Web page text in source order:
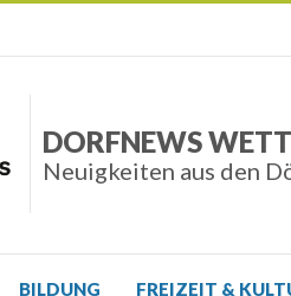
DORFNEWS
Neuigkeiten aus den
BILDUNG FREIZEIT &